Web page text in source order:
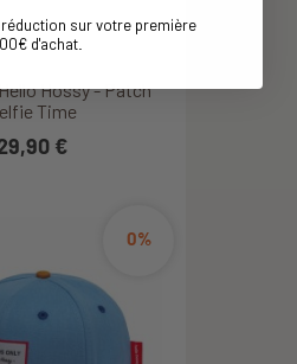
Hossy - Patch
Time
€
0%
sur votre première
d'achat